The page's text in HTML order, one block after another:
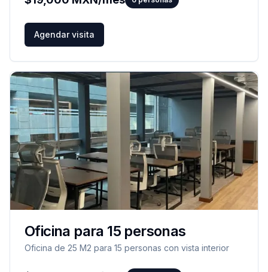
Agendar visita
Oficina para 15 personas
Oficina de 25 M2 para 15 personas con vista interior